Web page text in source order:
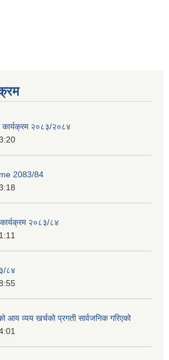
कार्यक्रम २०८३/२०८४
2083/84
२०८३/८४
८४
आय व्यय खर्चको प्रगती सार्वजनिक गरिएको